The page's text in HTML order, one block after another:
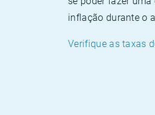
inflação durante o
Verifique as taxas